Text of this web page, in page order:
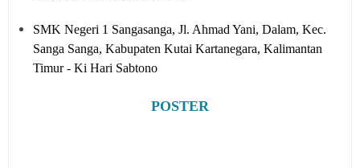
SMK Negeri 1 Sangasanga, Jl. Ahmad Yani, Dalam, Kec.
Sanga Sanga, Kabupaten Kutai Kartanegara, Kalimantan
Timur - Ki Hari Sabtono
POSTER